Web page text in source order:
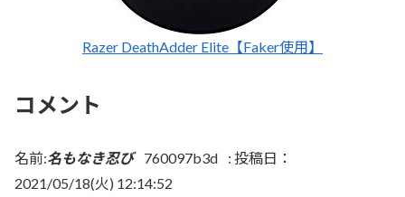
Razer DeathAdder Elite【Faker使用】
コメント
名前:名もなき忍び 760097b3d : 投稿日：
2021/05/18(火) 12:14:52